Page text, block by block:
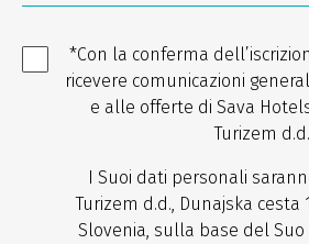
*Con la conferma
ricevere comunicazioni
e alle offerte di Sava
Turizem
I Suoi dati personali
Turizem d.d., Dunajska cesta
Slovenia, sulla base del